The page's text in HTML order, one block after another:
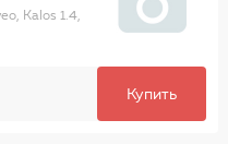
Kalos 1.4,
Купить